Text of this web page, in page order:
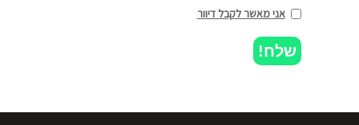
אני מאשר לקבל דיוור
שלח!